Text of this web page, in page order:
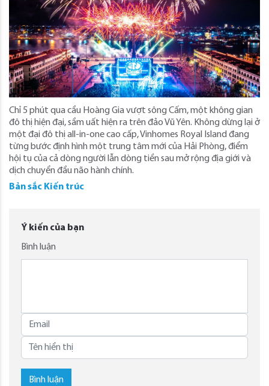
Chỉ 5 phút qua cầu Hoàng Gia vượt sông Cấm, một không gian
đô thị hiện đại, sầm uất hiện ra trên đảo Vũ Yên. Không dừng lại ở
một đại đô thị all-in-one cao cấp, Vinhomes Royal Island đang
từng bước định hình một trung tâm mới của Hải Phòng, điểm
hội tụ của cả dòng người lẫn dòng tiền sau mở rộng địa giới và
dịch chuyển đầu não hành chính.
Bản sắc Kiến trúc
Ý kiến của bạn
Bình luận
Bình luận